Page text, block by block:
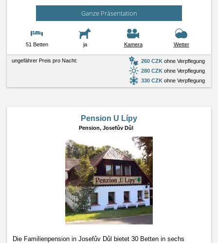
Ganze Präsentation
51 Betten ja Kamera Wetter
ungefährer Preis pro Nacht: 260 CZK ohne Verpflegung
280 CZK ohne Verpflegung
330 CZK ohne Verpflegung
Pension U Lípy
Pension, Josefův Důl
Die Familienpension in Josefův Důl bietet 30 Betten in sechs